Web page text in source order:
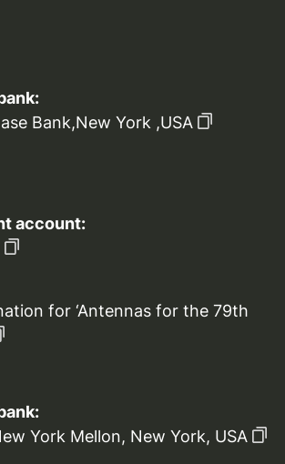
Bank,New York ,USA
account:
for ‘Antennas for the 79th
York Mellon, New York, USA